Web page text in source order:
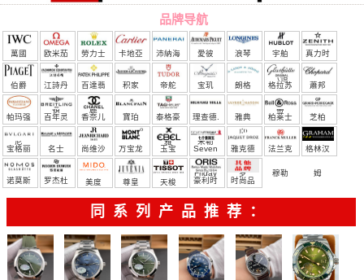
品牌导航
萬國 欧米茄 勞力士 卡地亞 沛納海 愛彼 浪琴 宇舶
（恒
宝）
真力时
伯爵 江詩丹
頓
百達翡
麗
积家 帝舵 宝玑 朗格 格拉苏
蒂
蕭邦
帕玛强
尼
百年灵 香奈儿 寶珀 泰格豪
雅
理查德.
米勒
雅典 柏莱士 芝柏
宝格丽 名士 尚维沙 万宝龙 玉宝 Seven
Friday
雅克德
罗
法兰克
穆勒
格林汉
姆
诺莫斯
罗杰杜 美度 尊皇 天梭 豪利时 时尚品
牌/原单
同系列产品推荐：